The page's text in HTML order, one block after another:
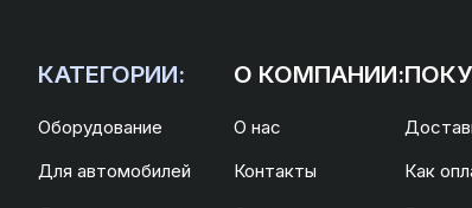
КАТЕГОРИИ:
Оборудование
Для автомобилей
О КОМПАНИИ:
О нас
Контакты
Как